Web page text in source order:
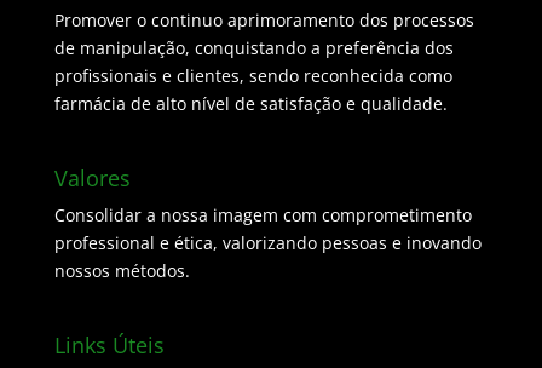
Promover o continuo aprimoramento dos processos
de manipulação, conquistando a preferência dos
profissionais e clientes, sendo reconhecida como
farmácia de alto nível de satisfação e qualidade.
Valores
Consolidar a nossa imagem com comprometimento
professional e ética, valorizando pessoas e inovando
nossos métodos.
Links Úteis